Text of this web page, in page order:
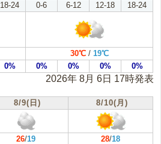
日高地方(浦河)
桧山地方(江差)
18-24 0-6 6-12 12-18 18-24
30℃/ 19℃
0% 0% 0% 0% 0%
2026年 8月 6日 17時発表
8/9(日) 8/10(月)
26/19 28/18